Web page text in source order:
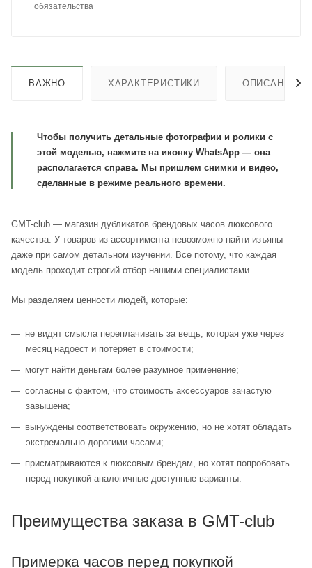
обязательства
ВАЖНО ХАРАКТЕРИСТИКИ ОПИСАНИЕ
Чтобы получить детальные фотографии и ролики с
этой моделью, нажмите на иконку WhatsApp — она
располагается справа. Мы пришлем снимки и видео,
сделанные в режиме реального времени.
GMT-club — магазин дубликатов брендовых часов люксового
качества. У товаров из ассортимента невозможно найти изъяны
даже при самом детальном изучении. Все потому, что каждая
модель проходит строгий отбор нашими специалистами.
Мы разделяем ценности людей, которые:
не видят смысла переплачивать за вещь, которая уже через
месяц надоест и потеряет в стоимости;
могут найти деньгам более разумное применение;
согласны с фактом, что стоимость аксессуаров зачастую
завышена;
вынуждены соответствовать окружению, но не хотят обладать
экстремально дорогими часами;
присматриваются к люксовым брендам, но хотят попробовать
перед покупкой аналогичные доступные варианты.
Преимущества заказа в GMT-club
Примерка часов перед покупкой